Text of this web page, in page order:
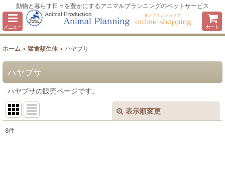
動物と暮らす日々を豊かにするアニマルプランニングのペットサービス
メニュー カート
ホーム > 猛禽類生体 > ハヤブサ
ハヤブサ
ハヤブサの販売ページです。
表示順変更
8件